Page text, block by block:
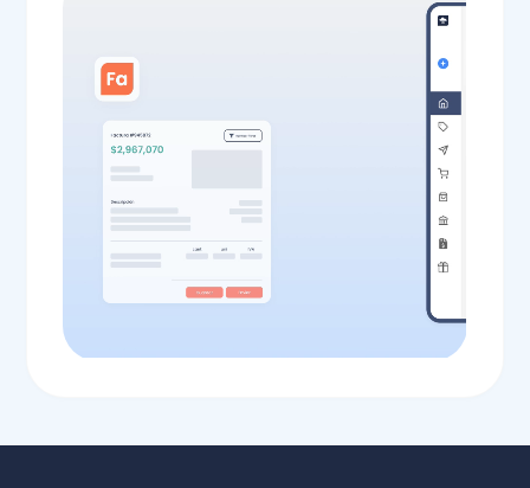
Todas las funcionalidades
Todas las funcionalidades